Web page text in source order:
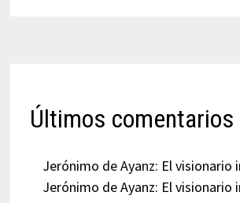
Últimos comentarios
Jerónimo de Ayanz: El visionario
Jerónimo de Ayanz: El visionario